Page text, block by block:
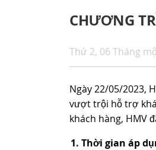
(KL
CHƯƠNG
Thứ 2, 06 Tháng
Ngày 22/05/2023,
vượt trội hỗ trợ
khách hàng, HMV
Thời gian áp